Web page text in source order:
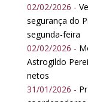
02/02/2026 -
segurança do
segunda-feira
02/02/2026 -
Astrogildo
netos
31/01/2026 -